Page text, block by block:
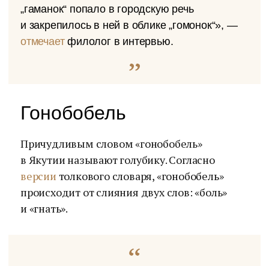
„гаманок“ попало в городскую речь
и закрепилось в ней в облике „гомонок“», —
отмечаетфилолог в интервью.
Гонобобель
Причудливым словом «гонобобель»
в Якутии называют голубику. Согласно
версии толкового словаря, «гонобобель»
происходит от слияния двух слов: «боль»
и «гнать».